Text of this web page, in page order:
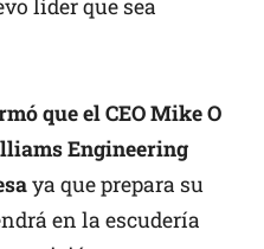
líder que sea
que el CEO Mike O
Engineering
ya que prepara su
en la escudería